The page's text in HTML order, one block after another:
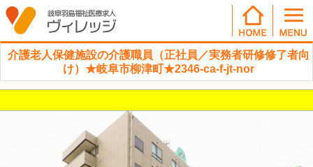
介護老人保健施設の介護職員（正社員／実務者研修修了者向
け）★岐阜市柳津町★2346-ca-f-jt-nor